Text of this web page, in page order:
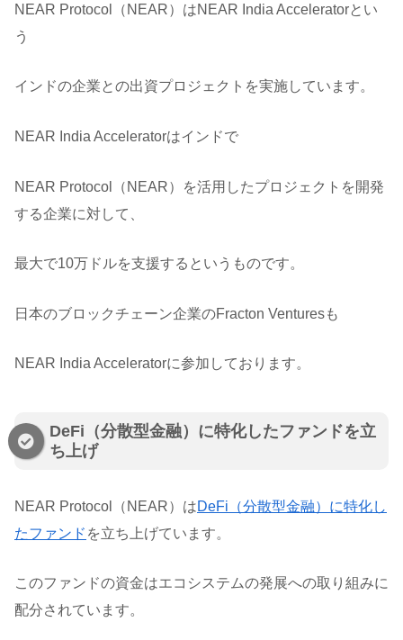
NEAR Protocol（NEAR）はNEAR India Acceleratorとい
う
インドの企業との出資プロジェクトを実施しています。
NEAR India Acceleratorはインドで
NEAR Protocol（NEAR）を活用したプロジェクトを開発
する企業に対して、
最大で10万ドルを支援するというものです。
日本のブロックチェーン企業のFracton Venturesも
NEAR India Acceleratorに参加しております。
DeFi（分散型金融）に特化したファンドを立
ち上げ
NEAR Protocol（NEAR）はDeFi（分散型金融）に特化し
たファンド を立ち上げています。
このファンドの資金はエコシステムの発展への取り組みに
配分されています。